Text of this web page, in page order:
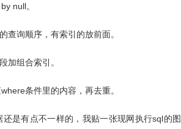
null。
询顺序，有索引的放前面。
加组合索引。
条件里的内容，再去重。
是有点不一样的，我贴一张现网执行sql的图